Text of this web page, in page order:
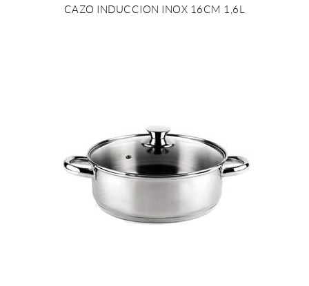
CAZO INDUCCION INOX 16CM 1,6L